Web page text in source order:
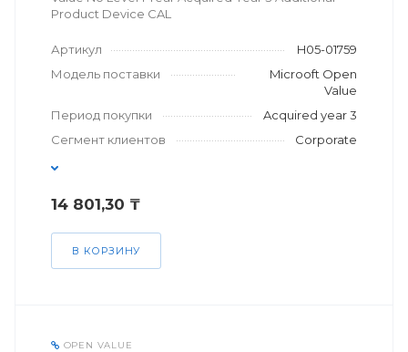
Product Device CAL
Артикул
H05-01759
Модель поставки
Microoft Open
Value
Период покупки
Acquired year 3
Сегмент клиентов
Corporate
14 801,30 ₸
В КОРЗИНУ
OPEN VALUE